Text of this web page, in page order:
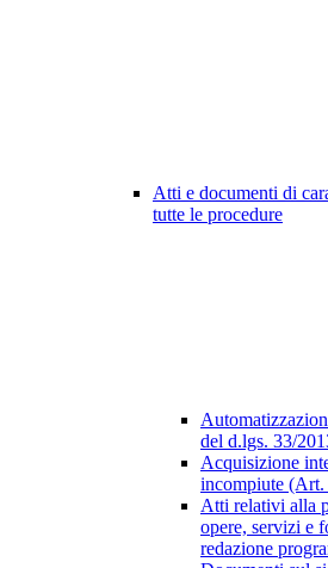
Atti e documenti di
tutte le procedure
del d.lgs. 33/
Acquisizione
incompiute (Art.
Atti relativi alla
opere, servizi e
redazione